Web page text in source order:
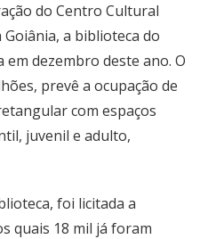
do Centro Cultural
Goiânia, a biblioteca do
em dezembro deste ano. O
prevê a ocupação de
com espaços
juvenil e adulto,
foi licitada a
quais 18 mil já foram